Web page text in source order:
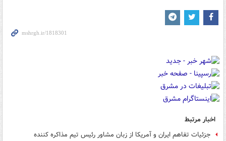
اخبار مرتبط
جزئیات تفاهم ایران و آمریکا از زبان مشاور رئیس تیم مذاکره کننده